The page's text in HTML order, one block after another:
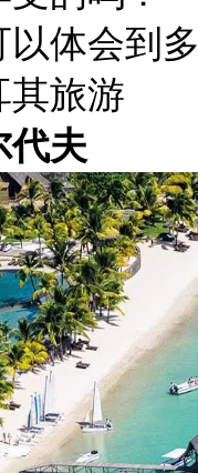
体会到
其旅游
夫